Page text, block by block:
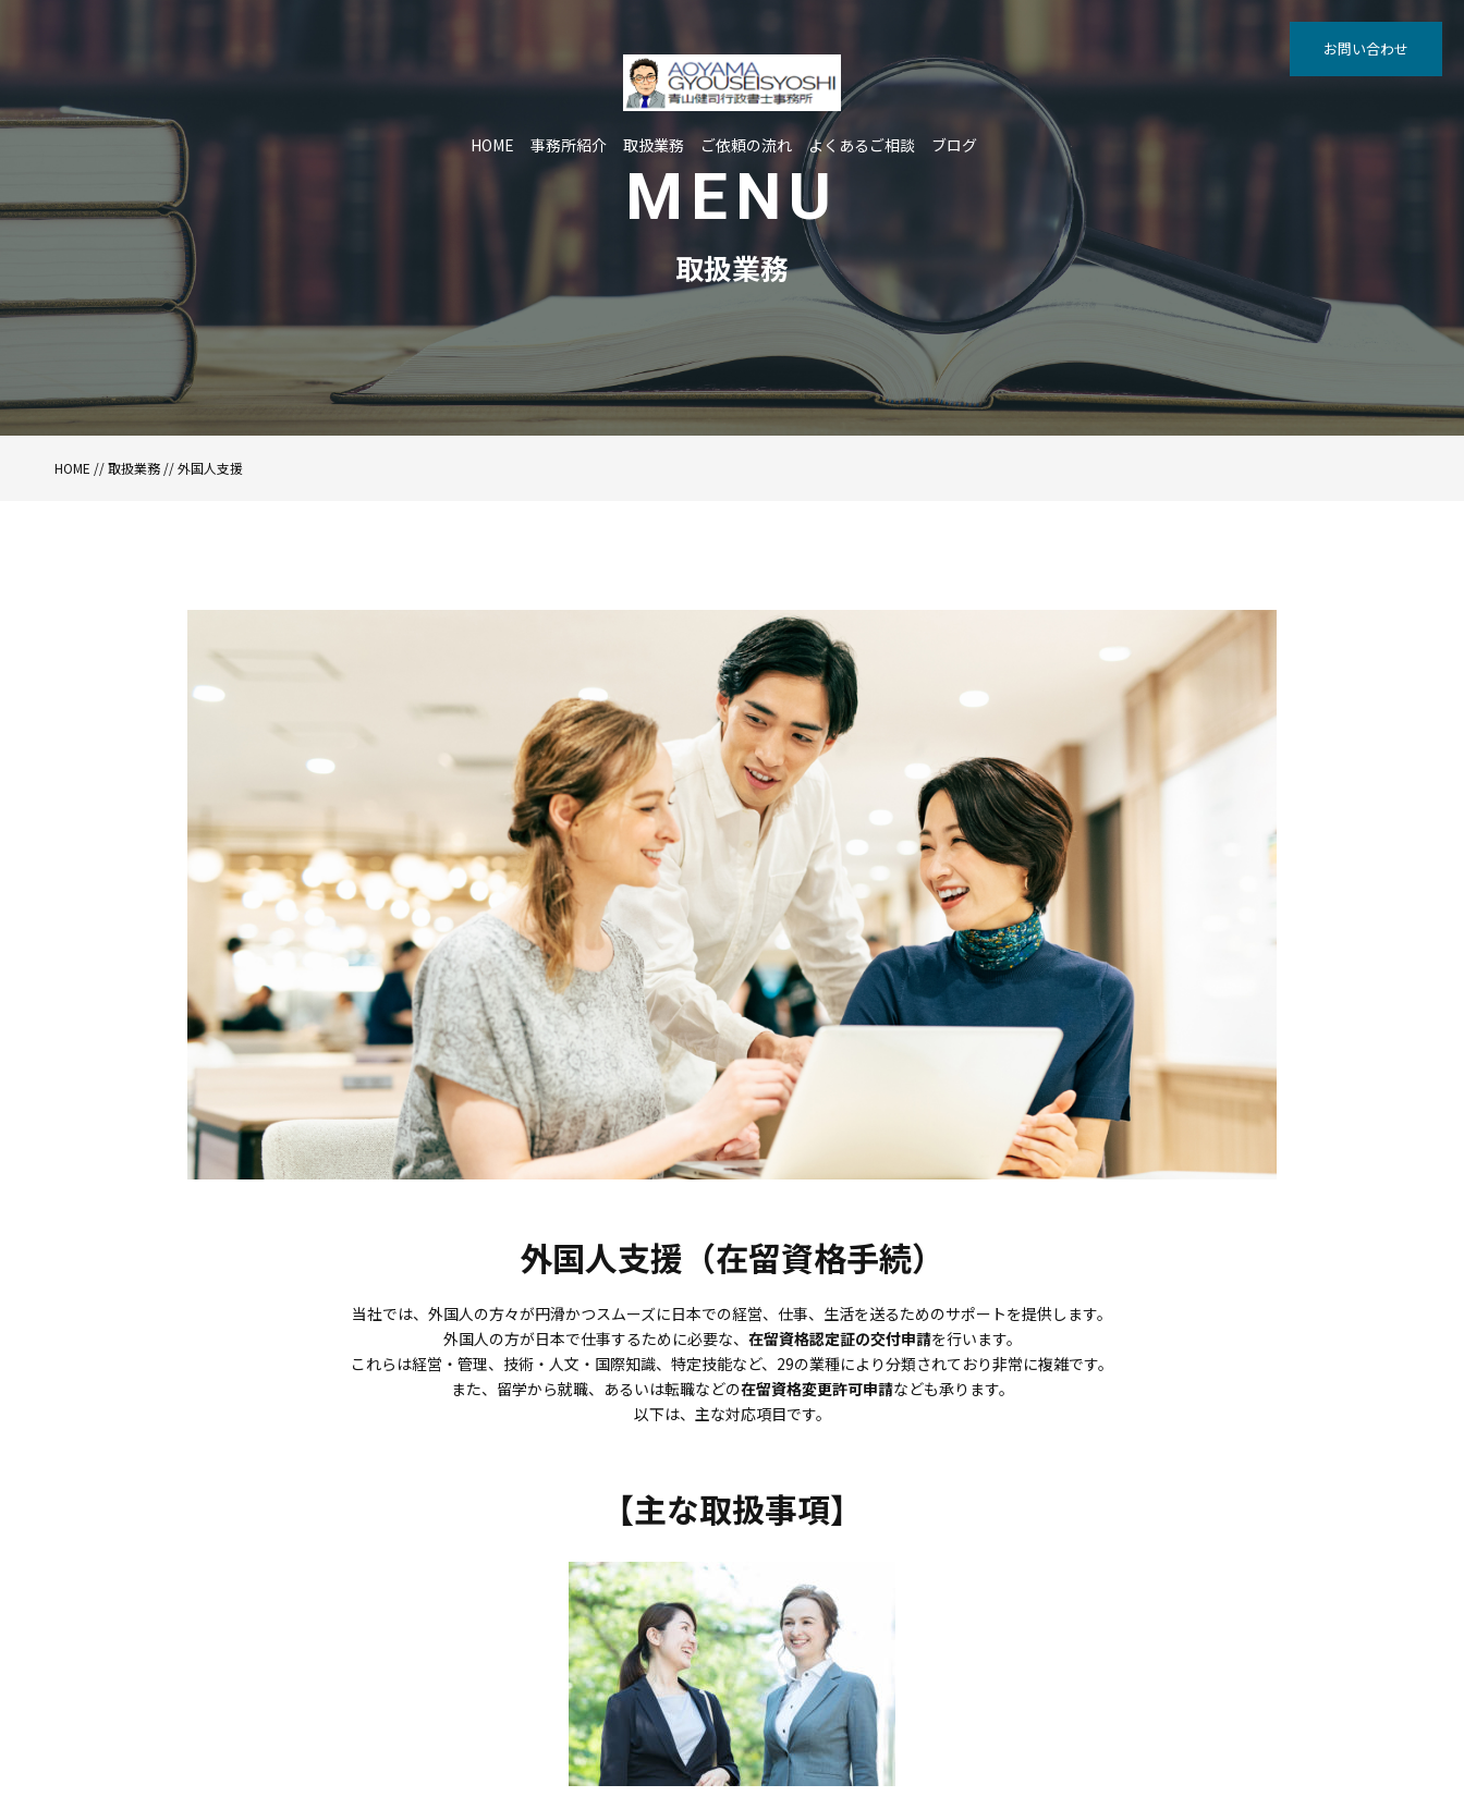
HOME 事務所紹介 取扱業務 ご依頼の流れ よくあるご相談 ブログ
お問い合わせ
MENU
取扱業務
HOME //取扱業務 //外国人支援
外国人支援（在留資格手続）
当社では、外国人の方々が円滑かつスムーズに日本での経営、仕事、生活を送るためのサポートを提供します。
外国人の方が日本で仕事するために必要な、 在留資格認定証の交付申請を行います。
これらは経営・管理、技術・人文・国際知識、特定技能など、29の業種により分類されており非常に複雑です。
また、留学から就職、あるいは転職などの在留資格変更許可申請なども承ります。
以下は、主な対応項目です。
【主な取扱事項】